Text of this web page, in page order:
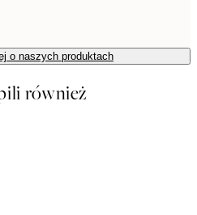
o naszych produktach
również